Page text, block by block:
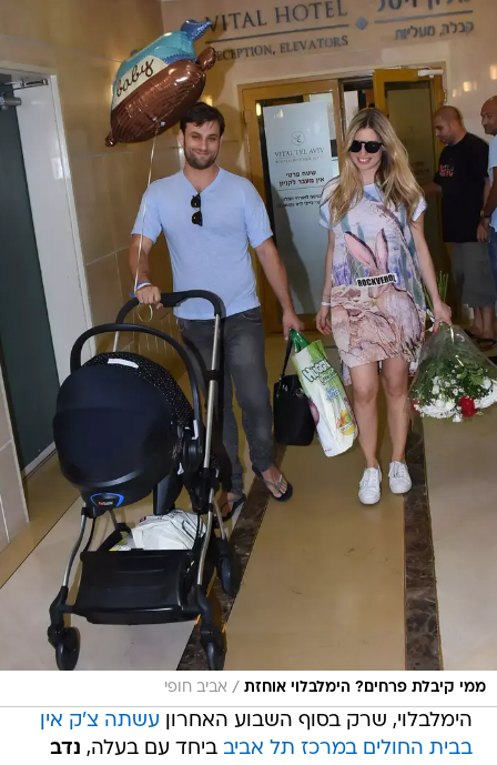
ממי קיבלת פרחים? הימלבלוי אוחזת / אביב חופי
הימלבלוי, שרק בסוף השבוע האחרון עשתה צ'ק אין
בבית החולים במרכז תל אביב ביחד עם בעלה, נדב